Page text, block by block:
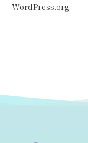
WordPress.org